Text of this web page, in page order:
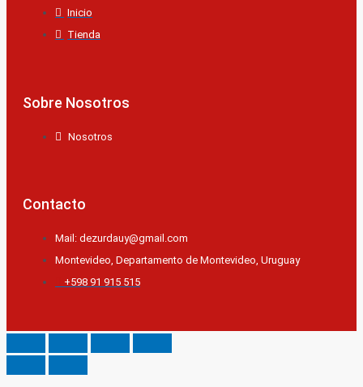
Inicio
Tienda
Sobre Nosotros
Nosotros
Contacto
Mail: dezurdauy@gmail.com
Montevideo, Departamento de Montevideo, Uruguay
+598 91 915 515